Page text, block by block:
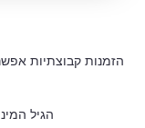
הזמנות קבוצתיות
הגיל